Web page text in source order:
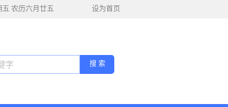
设为首页
农历六月廿五
搜 索